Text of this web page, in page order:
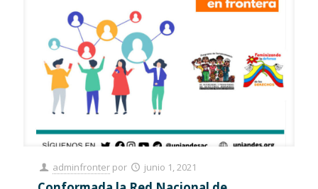
adminfronter por junio 1, 2021